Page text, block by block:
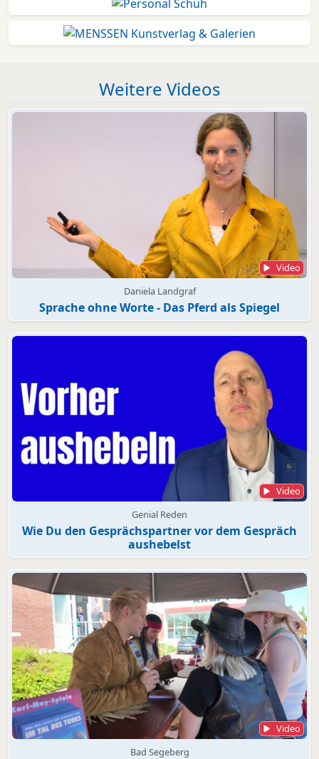
Weitere Videos
Video
Daniela Landgraf
Sprache ohne Worte - Das Pferd als Spiegel
Video
Genial Reden
Wie Du den Gesprächspartner vor dem Gespräch
aushebelst
Video
Bad Segeberg